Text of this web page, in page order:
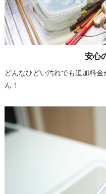
安心
どんなひどい汚れでも追加料
ん！